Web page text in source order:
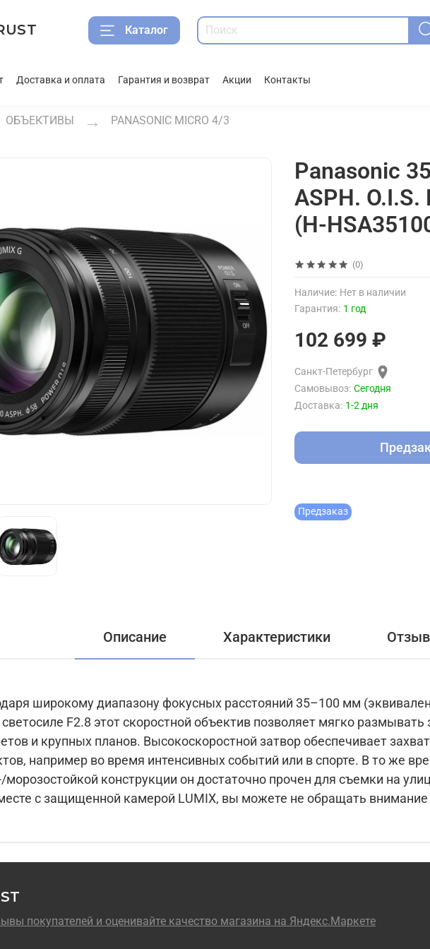
Каталог
Доставка и оплата Гарантия и возврат Акции Контакты
ОБЪЕКТИВЫ PANASONIC MICRO 4/3
(0)
Наличие: Нет в наличии
Гарантия: 1 год
Предзаказ
Panasonic
ASPH. O.I.S.
(H-
102 699 ₽
Санкт-Петербург
Самовывоз: Сегодня
Доставка: 1-2 дня
Описание Характеристики
широкому диапазону фокусных расстояний 35–100 мм
F2.8 этот скоростной объектив позволяет мягко
и крупных планов. Высокоскоростной затвор обеспечивает
например во время интенсивных событий или в спорте. В то же
конструкции он достаточно прочен для съемки на
с защищенной камерой LUMIX, вы можете не обращать внимание